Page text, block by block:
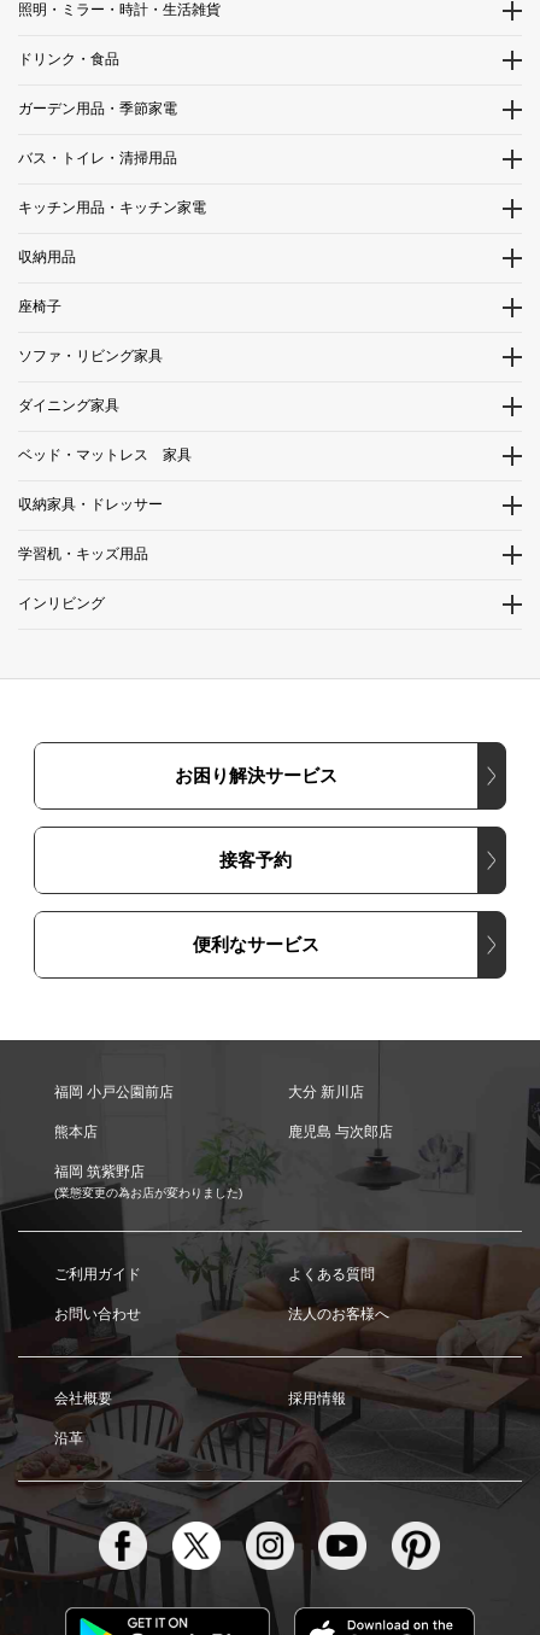
照明・ミラー・時計・生活雑貨
ドリンク・食品
ガーデン用品・季節家電
バス・トイレ・清掃用品
キッチン用品・キッチン家電
収納用品
座椅子
ソファ・リビング家具
ダイニング家具
ベッド・マットレス 家具
収納家具・ドレッサー
学習机・キッズ用品
インリビング
お困り解決サービス
接客予約
便利なサービス
福岡 小戸公園前店 大分 新川店
熊本店 鹿児島 与次郎店
福岡 筑紫野店
(業態変更の為お店が変わりました)
ご利用ガイド よくある質問
お問い合わせ 法人のお客様へ
会社概要 採用情報
沿革